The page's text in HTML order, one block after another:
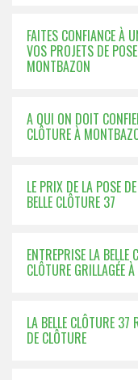
FAITES CONFIANCE À
VOS PROJETS DE
MONTBAZON
A QUI ON DOIT
CLÔTURE À
LE PRIX DE LA POSE
BELLE CLÔTURE 37
ENTREPRISE LA
CLÔTURE GRILLAGÉE
LA BELLE CLÔTURE 37
DE CLÔTURE